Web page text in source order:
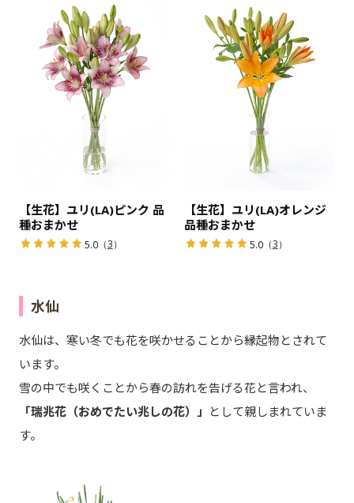
【生花】ユリ(LA)ピンク 品
種おまかせ
5.0（3）
【生花】ユリ(LA)オレンジ
品種おまかせ
5.0（3）
水仙
水仙は、寒い冬でも花を咲かせることから縁起物とされて
います。
雪の中でも咲くことから春の訪れを告げる花と言われ、
「瑞兆花（おめでたい兆しの花）」 として親しまれていま
す。